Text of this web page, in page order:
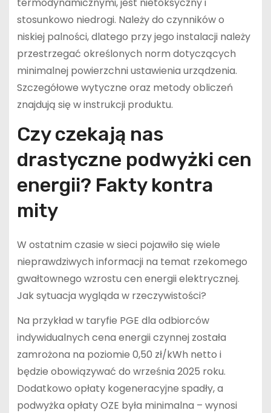
stosunkowo niedrogi. Należy do czynników o
niskiej palności, dlatego przy jego instalacji należy
przestrzegać określonych norm dotyczących
minimalnej powierzchni ustawienia urządzenia.
Szczegółowe wytyczne oraz metody obliczeń
znajdują się w instrukcji produktu.
Czy czekają nas
drastyczne podwyżki cen
energii? Fakty kontra
mity
W ostatnim czasie w sieci pojawiło się wiele
nieprawdziwych informacji na temat rzekomego
gwałtownego wzrostu cen energii elektrycznej.
Jak sytuacja wygląda w rzeczywistości?
Na przykład w taryfie PGE dla odbiorców
indywidualnych cena energii czynnej została
zamrożona na poziomie 0,50 zł/kWh netto i
będzie obowiązywać do września 2025 roku.
Dodatkowo opłaty kogeneracyjne spadły, a
podwyżka opłaty OZE była minimalna – wynosi